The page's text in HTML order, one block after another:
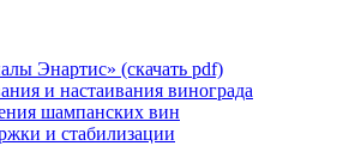
Энартис» (скачать pdf)
и настаивания винограда
шампанских вин
и стабилизации